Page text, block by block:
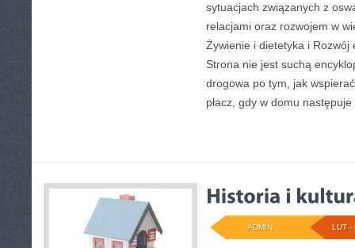
sytuacjach związanych z
relacjami oraz rozwojem w
Żywienie i dietetyka i Rozwój
Strona nie jest suchą
drogowa po tym, jak
płacz, gdy w domu
LUT -
ADMIN